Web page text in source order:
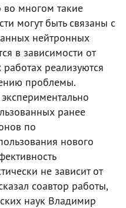
во многом такие
могут быть связаны с
нейтронных
в зависимости от
реализуются
проблемы.
ранее
по
нового
не зависит от
соавтор работы,
наук Владимир